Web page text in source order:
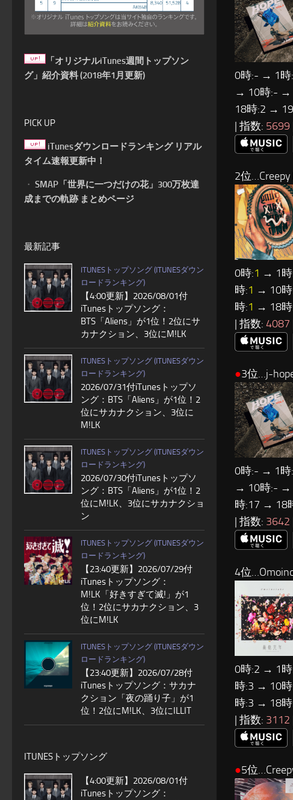
0時:- → 1
→ 10時:- →
18時:2 →
| 指数: 5699
2位…Creepy
0時:1 → 1
時:1 → 10
時:1 → 18
| 指数: 4087
●3位…j-hope
0時:- → 1
→ 10時:- →
時:17 → 18
| 指数: 3642
4位
0時:2 → 1
時:3 → 10
時:3 → 18
| 指数: 3112
●5位
「オリジナルiTunes週間トップソン
グ」紹介資料 (2018年1月更新)
PICK UP
iTunesダウンロードランキング リアル
タイム速報更新中！
・ SMAP「世界に一つだけの花」300万枚達
成までの軌跡 まとめページ
最新記事
ITUNESトップソング (ITUNESダウン
ロードランキング)
【4:00更新】2026/08/01付
iTunesトップソング：
BTS「Aliens」が1位！2位にサ
カナクション、3位にM!LK
ITUNESトップソング (ITUNESダウン
ロードランキング)
2026/07/31付iTunesトップソ
ング：BTS「Aliens」が1位！2
位にサカナクション、3位に
M!LK
ITUNESトップソング (ITUNESダウン
ロードランキング)
2026/07/30付iTunesトップソ
ング：BTS「Aliens」が1位！2
位にM!LK、3位にサカナクショ
ン
ITUNESトップソング (ITUNESダウン
ロードランキング)
【23:40更新】2026/07/29付
iTunesトップソング：
M!LK「好きすぎて滅!」が1
位！2位にサカナクション、3
位にM!LK
ITUNESトップソング (ITUNESダウン
ロードランキング)
【23:40更新】2026/07/28付
iTunesトップソング：サカナ
クション「夜の踊り子」が1
位！2位にM!LK、3位にILLIT
ITUNESトップソング
【4:00更新】2026/08/01付
iTunesトップソング：